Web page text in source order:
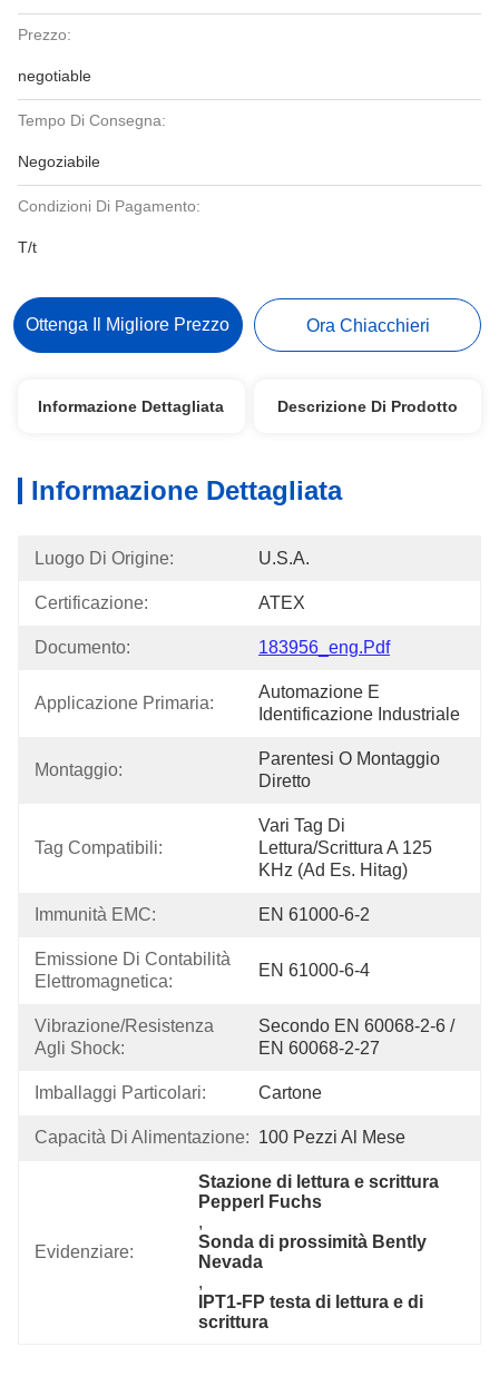
Prezzo:
negotiable
Tempo Di Consegna:
Negoziabile
Condizioni Di Pagamento:
T/t
Ottenga Il Migliore Prezzo Ora Chiacchieri
Informazione Dettagliata Descrizione Di Prodotto
Informazione Dettagliata
Luogo Di Origine: U.S.A.
Certificazione: ATEX
Documento: 183956_eng.pdf
Applicazione Primaria:
Automazione E
Identificazione Industriale
Montaggio:
Parentesi O Montaggio
Diretto
Tag Compatibili:
Vari Tag Di
Lettura/scrittura A 125
KHz (ad Es. Hitag)
Immunità EMC: EN 61000-6-2
Emissione Di Contabilità
Elettromagnetica:
EN 61000-6-4
Vibrazione/resistenza
Agli Shock:
Secondo EN 60068-2-6 /
EN 60068-2-27
Imballaggi Particolari: Cartone
Capacità Di Alimentazione: 100 Pezzi Al Mese
Evidenziare:
Stazione di lettura e scrittura
Pepperl Fuchs
,
Sonda di prossimità Bently
Nevada
,
IPT1-FP testa di lettura e di
scrittura